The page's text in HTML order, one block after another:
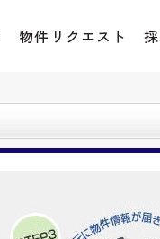
物件リクエスト